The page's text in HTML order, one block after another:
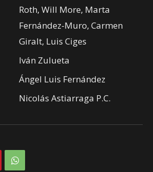
Roth, Will More, Marta
Fernández-Muro, Carmen
Giralt, Luis Ciges
Iván Zulueta
Ángel Luis Fernández
Nicolás Astiarraga P.C.